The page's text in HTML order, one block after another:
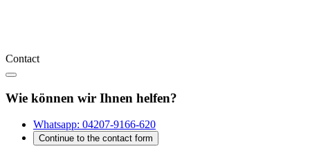
Contact
Wie können wir Ihnen helfen?
Whatsapp: 04207-9166-620